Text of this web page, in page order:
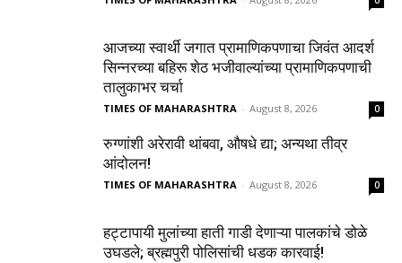
आजच्या स्वार्थी जगात प्रामाणिकपणाचा जिवंत आदर्श
सिन्नरच्या बहिरू शेठ भजीवाल्यांच्या प्रामाणिकपणाची
तालुकाभर चर्चा
TIMES OF MAHARASHTRA - August 8, 2026 0
रुग्णांशी अरेरावी थांबवा, औषधे द्या; अन्यथा तीव्र
आंदोलन!
TIMES OF MAHARASHTRA - August 8, 2026 0
हट्टापायी मुलांच्या हाती गाडी देणाऱ्या पालकांचे डोळे
उघडले; ब्रह्मपुरी पोलिसांची धडक कारवाई!